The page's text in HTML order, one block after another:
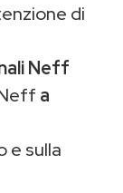
di
Neff
a
e sulla